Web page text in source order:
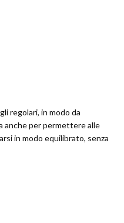
regolari, in modo da
anche per permettere alle
in modo equilibrato, senza